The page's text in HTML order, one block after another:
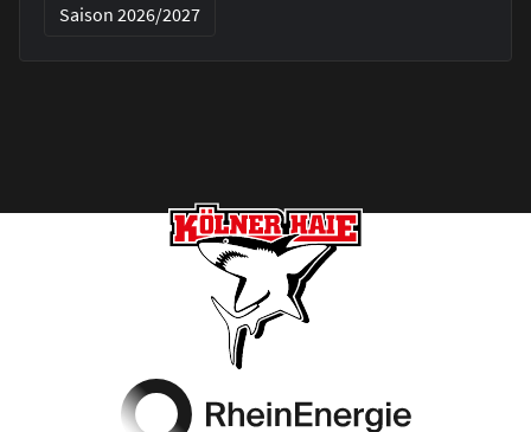
Saison 2026/2027